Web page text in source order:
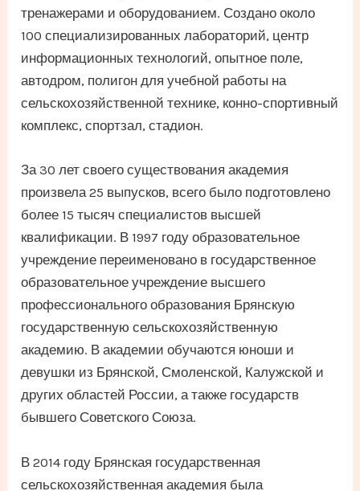
тренажерами и оборудованием. Создано около
100 специализированных лабораторий, центр
информационных технологий, опытное поле,
автодром, полигон для учебной работы на
сельскохозяйственной технике, конно-спортивный
комплекс, спортзал, стадион.
За 30 лет своего существования академия
произвела 25 выпусков, всего было подготовлено
более 15 тысяч специалистов высшей
квалификации. В 1997 году образовательное
учреждение переименовано в государственное
образовательное учреждение высшего
профессионального образования Брянскую
государственную сельскохозяйственную
академию. В академии обучаются юноши и
девушки из Брянской, Смоленской, Калужской и
других областей России, а также государств
бывшего Советского Союза.
В 2014 году Брянская государственная
сельскохозяйственная академия была